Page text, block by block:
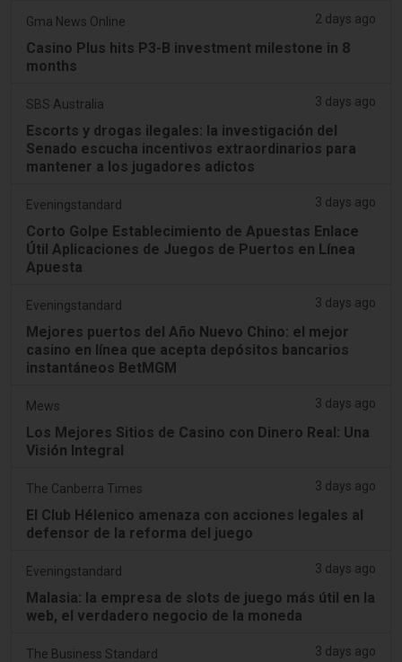
Gma News Online 2 days ago
Casino Plus hits P3-B investment milestone in 8
months
SBS Australia 3 days ago
Escorts y drogas ilegales: la investigación del
Senado escucha incentivos extraordinarios para
mantener a los jugadores adictos
Eveningstandard 3 days ago
Corto Golpe Establecimiento de Apuestas Enlace
Útil Aplicaciones de Juegos de Puertos en Línea
Apuesta
Eveningstandard 3 days ago
Mejores puertos del Año Nuevo Chino: el mejor
casino en línea que acepta depósitos bancarios
instantáneos BetMGM
Mews 3 days ago
Los Mejores Sitios de Casino con Dinero Real: Una
Visión Integral
The Canberra Times 3 days ago
El Club Hélenico amenaza con acciones legales al
defensor de la reforma del juego
Eveningstandard 3 days ago
Malasia: la empresa de slots de juego más útil en la
web, el verdadero negocio de la moneda
The Business Standard 3 days ago